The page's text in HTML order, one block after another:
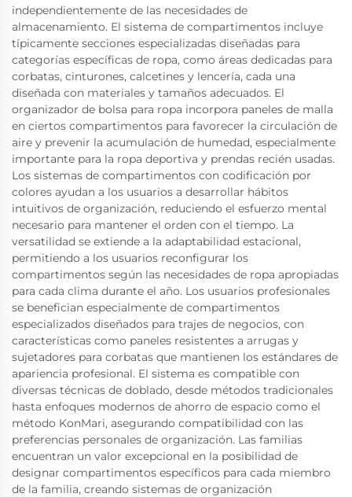
independientemente de las necesidades de
almacenamiento. El sistema de compartimentos incluye
típicamente secciones especializadas diseñadas para
categorías específicas de ropa, como áreas dedicadas para
corbatas, cinturones, calcetines y lencería, cada una
diseñada con materiales y tamaños adecuados. El
organizador de bolsa para ropa incorpora paneles de malla
en ciertos compartimentos para favorecer la circulación de
aire y prevenir la acumulación de humedad, especialmente
importante para la ropa deportiva y prendas recién usadas.
Los sistemas de compartimentos con codificación por
colores ayudan a los usuarios a desarrollar hábitos
intuitivos de organización, reduciendo el esfuerzo mental
necesario para mantener el orden con el tiempo. La
versatilidad se extiende a la adaptabilidad estacional,
permitiendo a los usuarios reconfigurar los
compartimentos según las necesidades de ropa apropiadas
para cada clima durante el año. Los usuarios profesionales
se benefician especialmente de compartimentos
especializados diseñados para trajes de negocios, con
características como paneles resistentes a arrugas y
sujetadores para corbatas que mantienen los estándares de
apariencia profesional. El sistema es compatible con
diversas técnicas de doblado, desde métodos tradicionales
hasta enfoques modernos de ahorro de espacio como el
método KonMari, asegurando compatibilidad con las
preferencias personales de organización. Las familias
encuentran un valor excepcional en la posibilidad de
designar compartimentos específicos para cada miembro
de la familia, creando sistemas de organización